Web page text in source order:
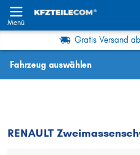
Menü
Gratis Versand
Fahrzeug auswählen
Wo finde ich die?
RENAULT